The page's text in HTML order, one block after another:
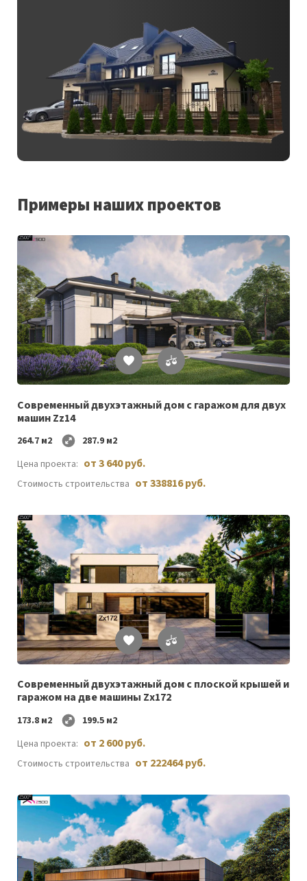
Примеры наших проектов
Список
желаемого
Современный двухэтажный дом с гаражом для двух
машин Zz14
264.7 м2
287.9 м2
Цена проекта: от 3 640 руб.
Стоимость строительства от 338816 руб.
Список
желаемого
Cовременный двухэтажный дом с плоской крышей и
гаражом на две машины Zx172
173.8 м2
199.5 м2
Цена проекта: от 2 600 руб.
Стоимость строительства от 222464 руб.